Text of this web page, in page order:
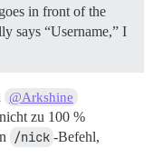
in front of the
says “Username,” I
@Arkshine
zu 100 %
/nick -Befehl,